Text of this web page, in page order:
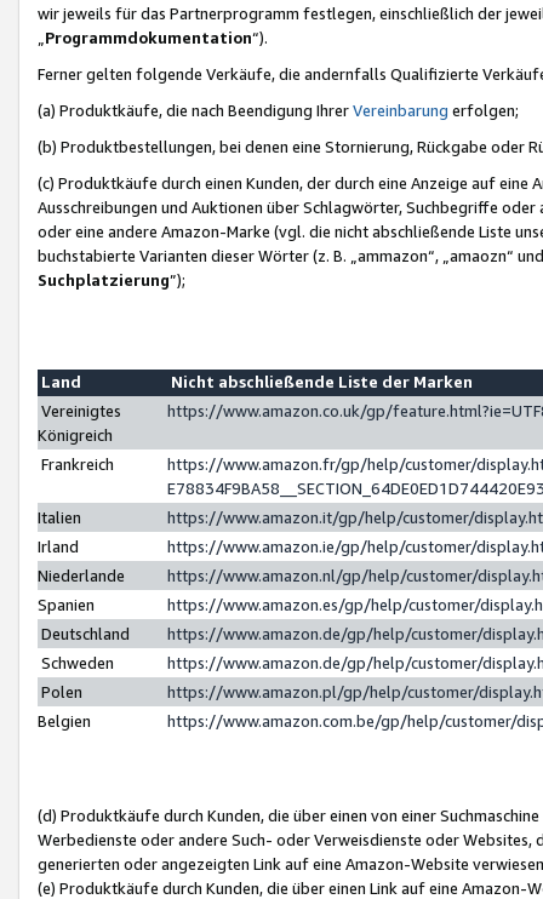
wir jeweils für das Partnerprogramm festlegen, einschließlich der
Programmdokumentation“).
Ferner gelten folgende Verkäufe, die andernfalls Qualifizierte
(a) Produktkäufe, die nach Beendigung IhrerVereinbarung erfolgen;
(b) Produktbestellungen, bei denen eine Stornierung, Rückgabe oder
(c) Produktkäufe durch einen Kunden, der durch eine Anzeige auf
Ausschreibungen und Auktionen über Schlagwörter, Suchbegriffe
oder eine andere Amazon-Marke (vgl. die nicht abschließende Liste
buchstabierte Varianten dieser Wörter (z. B. „ammazon“, „amaozn“
Suchplatzierung”);
Land
Nicht abschließende Liste der Marken
Vereinigtes
Königreich
https://www.amazon.co.uk/gp/
Frankreich
https://www.amazon.fr/gp/help/customer/
Italien
https://www.amazon.it/gp/help/customer/
Irland
https://www.amazon.ie/gp/help/customer/
Niederlande
https://www.amazon.nl/gp/help/customer/
Spanien
https://www.amazon.es/gp/help/customer/
Deutschland
https://www.amazon.de/gp/help/customer/
Schweden
https://www.amazon.de/gp/help/customer/
Polen
https://www.amazon.pl/gp/help/customer/
Belgien
https://www.amazon.com.be/gp/help/customer/
(d) Produktkäufe durch Kunden, die über einen von einer
Werbedienste oder andere Such- oder Verweisdienste oder Websites,
generierten oder angezeigten Link auf eine Amazon-Website
(e) Produktkäufe durch Kunden, die über einen Link auf eine